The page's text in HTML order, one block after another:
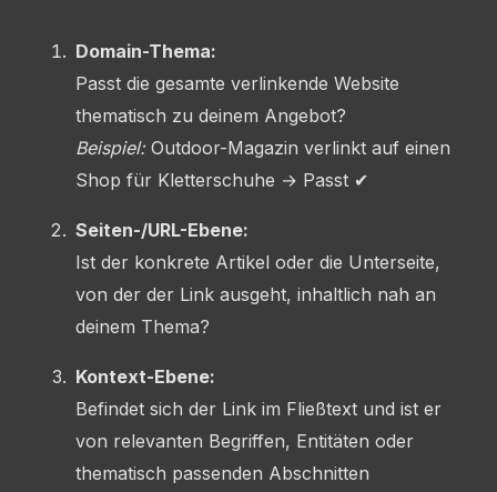
Domain-Thema:
Passt die gesamte verlinkende Website
thematisch zu deinem Angebot?
Beispiel:Outdoor-Magazin verlinkt auf einen
Shop für Kletterschuhe → Passt ✔︎
Seiten-/URL-Ebene:
Ist der konkrete Artikel oder die Unterseite,
von der der Link ausgeht, inhaltlich nah an
deinem Thema?
Kontext-Ebene:
Befindet sich der Link im Fließtext und ist er
von relevanten Begriffen, Entitäten oder
thematisch passenden Abschnitten